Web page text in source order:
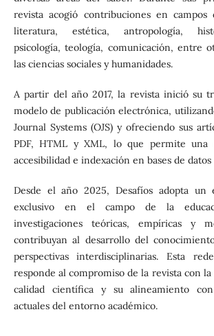
revista acogió contribuciones en campos
literatura, estética, antropología,
psicología, teología, comunicación, entre
las ciencias sociales y humanidades.
A partir del año 2017, la revista inició su
modelo de publicación electrónica,
Journal Systems (OJS) y ofreciendo sus
PDF, HTML y XML, lo que permite una
accesibilidad e indexación en bases de datos
Desde el año 2025, Desafíos adopta un
exclusivo en el campo de la
investigaciones teóricas, empíricas y
contribuyan al desarrollo del
perspectivas interdisciplinarias. Esta
responde al compromiso de la revista con
calidad científica y su alineamiento con
actuales del entorno académico.